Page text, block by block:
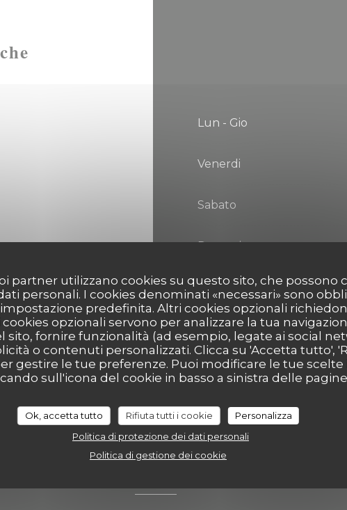
partner utilizzano cookies su questo sito, che possono
personali. I cookies denominati «necessari» sono
predefinita. Altri cookies opzionali
opzionali servono per analizzare la tua
sito, fornire funzionalità (ad esempio, legate ai social
o contenuti personalizzati. Clicca su 'Accetta tutto',
gestire le tue preferenze. Puoi modificare le tue scelte
sull'icona del cookie in basso a sinistra delle
Ok, accetta tutto Rifiuta tutti i cookie
Personalizza
Politica di protezione dei dati personali
Politica di gestione dei cookie
Contanti,
Lun - Gio
Venerdi
Sabato
Domenica
Accesso